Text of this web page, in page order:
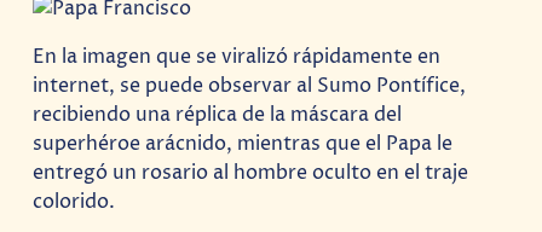
En la imagen que se viralizó rápidamente en
internet, se puede observar al Sumo Pontífice,
recibiendo una réplica de la máscara del
superhéroe arácnido, mientras que el Papa le
entregó un rosario al hombre oculto en el traje
colorido.